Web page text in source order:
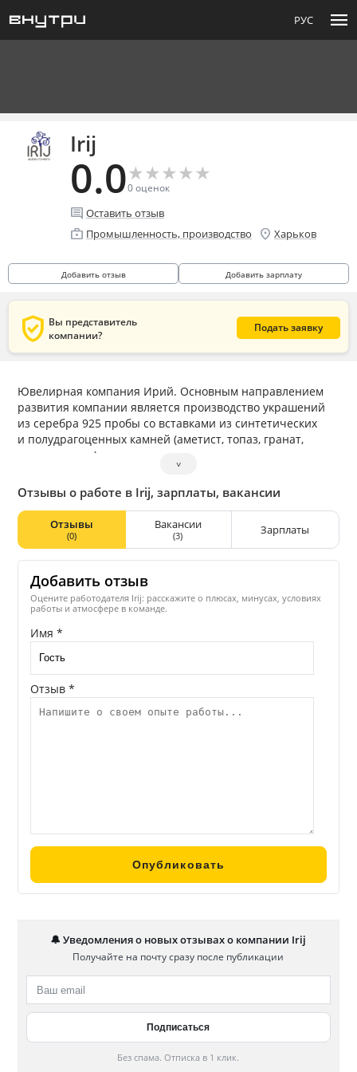
РУС menu
Irij
0.0★
★★
★★
★★
★★
★
0оценок
comment Оставить отзыв
enterprise Промышленность, производство location_on Харьков
Добавить отзыв Добавить зарплату
verified_user Вы представитель
компании?
Подать заявку
Ювелирная компания Ирий. Основным направлением
развития компании является производство украшений
из серебра 925 пробы со вставками из синтетических
и полудрагоценных камней (аметист, топаз, гранат,
перидот и др.) и продажа их оптом и в розницу.
Благодаря современному оборудованию, использованию
новейших технологий и, что особенно для нас важно,
ювелирам высокой квалификации, фирма гарантирует
высококачественную продукцию, которая является
стратегическим товаром и пользуется широким
покупательским спросом.
˅
Отзывы о работе в Irij, зарплаты, вакансии
Отзывы
(0)
Вакансии
(3) Зарплаты
Добавить отзыв
Оцените работодателя Irij: расскажите о плюсах, минусах, условиях
работы и атмосфере в команде.
Имя *
Отзыв *
🔔 Уведомления о новых отзывах о компании Irij
Получайте на почту сразу после публикации
Без спама. Отписка в 1 клик.